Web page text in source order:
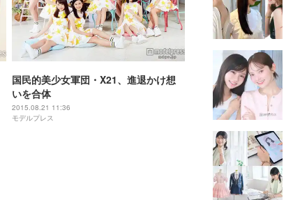
国民的美少女軍団・X21、進退かけ想
いを合体
2015.08.21 11:36
モデルプレス